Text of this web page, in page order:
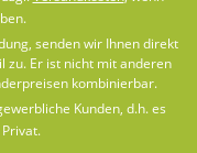
senden wir Ihnen direkt
zu. Er ist nicht mit anderen
kombinierbar.
Kunden, d.h. es